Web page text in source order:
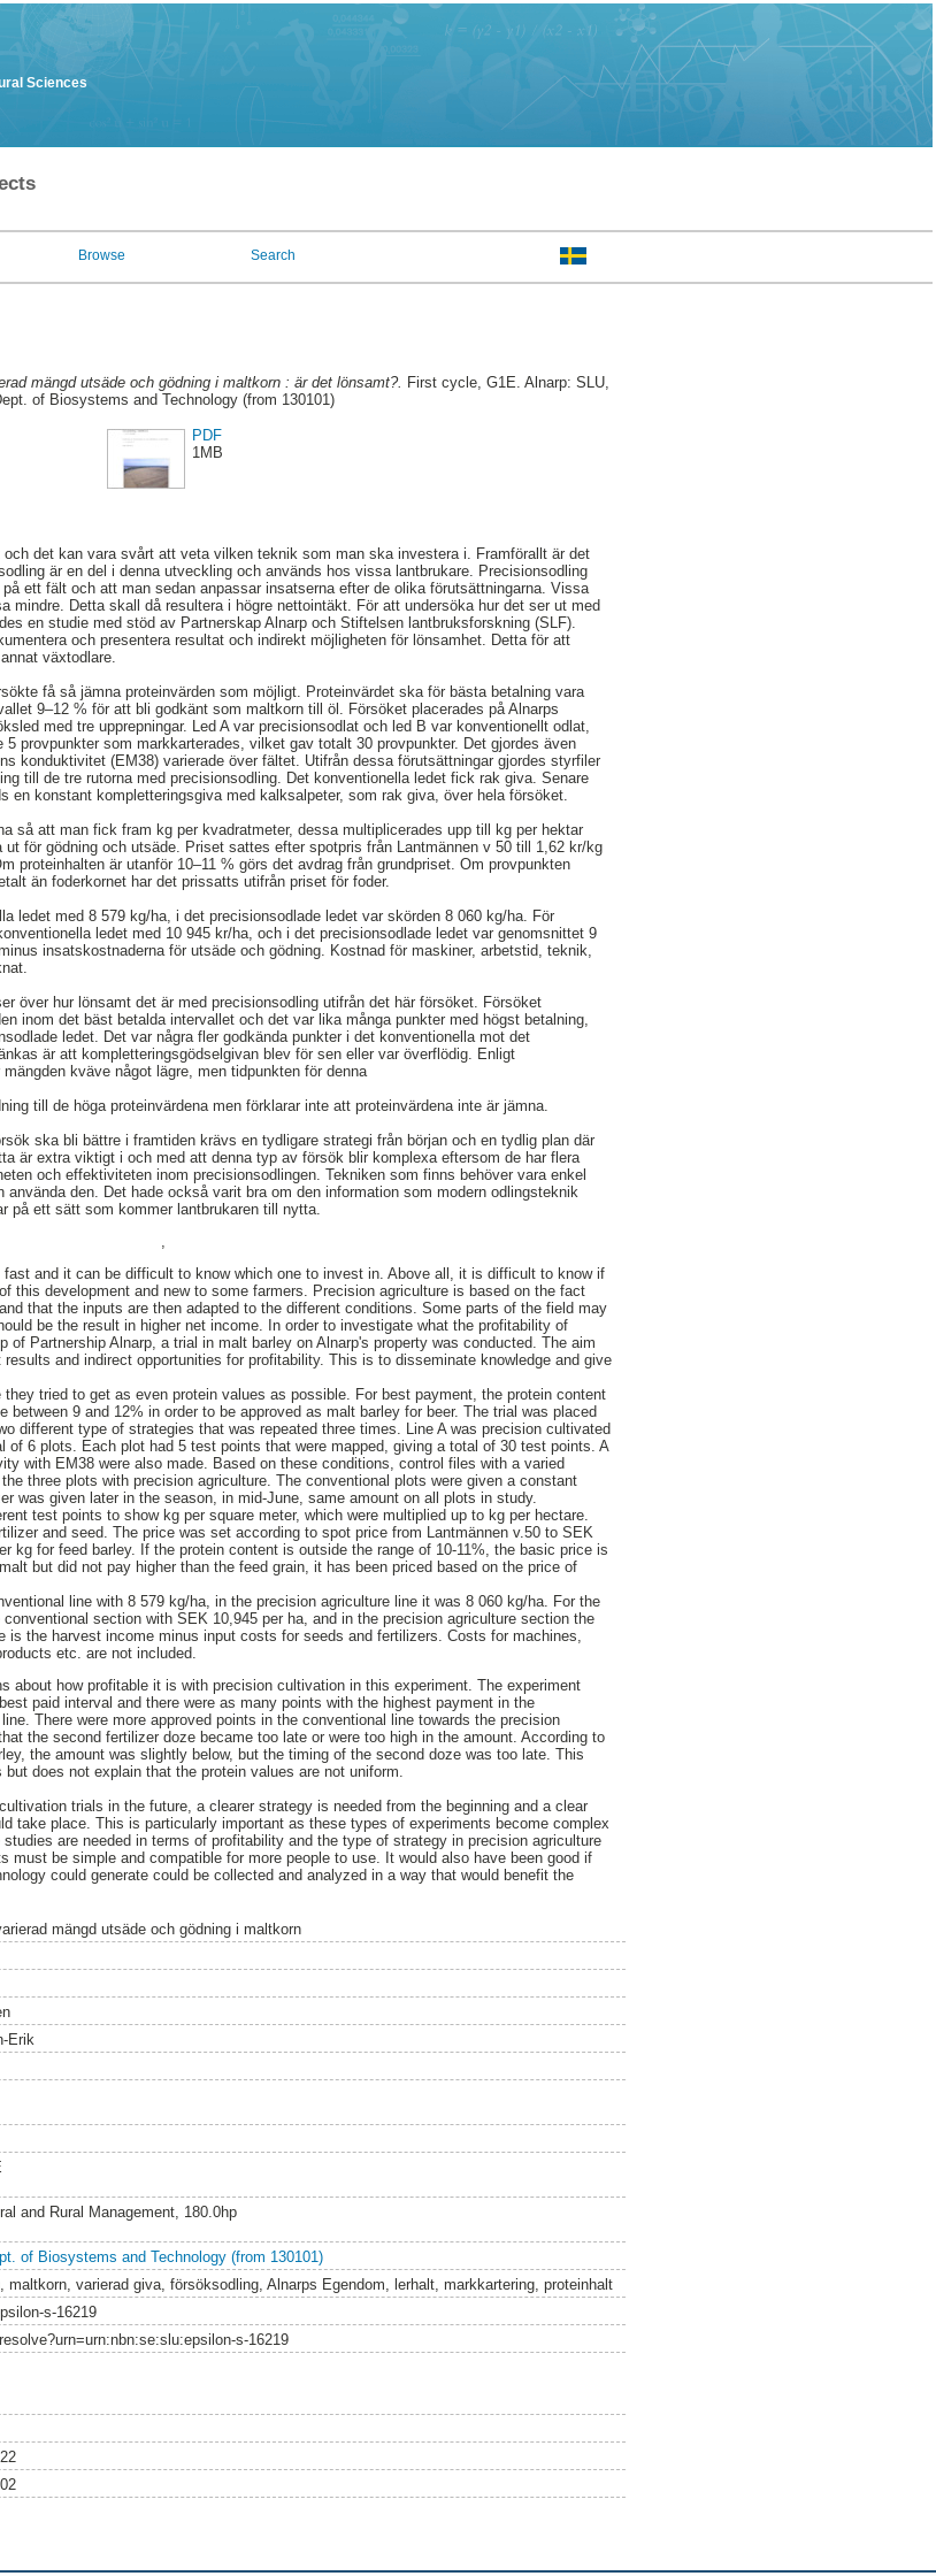
Sciences
Browse Search
mängd utsäde och gödning i maltkorn : är det lönsamt?. First cycle, G1E. Alnarp: SLU,
of Biosystems and Technology (from 130101)
PDF
1MB
det kan vara svårt att veta vilken teknik som man ska investera i. Framförallt är det
är en del i denna utveckling och används hos vissa lantbrukare. Precisionsodling
ett fält och att man sedan anpassar insatserna efter de olika förutsättningarna. Vissa
mindre. Detta skall då resultera i högre nettointäkt. För att undersöka hur det ser ut med
en studie med stöd av Partnerskap Alnarp och Stiftelsen lantbruksforskning (SLF).
och presentera resultat och indirekt möjligheten för lönsamhet. Detta för att
växtodlare.
få så jämna proteinvärden som möjligt. Proteinvärdet ska för bästa betalning vara
9–12 % för att bli godkänt som maltkorn till öl. Försöket placerades på Alnarps
med tre upprepningar. Led A var precisionsodlat och led B var konventionellt odlat,
provpunkter som markkarterades, vilket gav totalt 30 provpunkter. Det gjordes även
konduktivitet (EM38) varierade över fältet. Utifrån dessa förutsättningar gjordes styrfiler
till de tre rutorna med precisionsodling. Det konventionella ledet fick rak giva. Senare
en konstant kompletteringsgiva med kalksalpeter, som rak giva, över hela försöket.
så att man fick fram kg per kvadratmeter, dessa multiplicerades upp till kg per hektar
för gödning och utsäde. Priset sattes efter spotpris från Lantmännen v 50 till 1,62 kr/kg
proteinhalten är utanför 10–11 % görs det avdrag från grundpriset. Om provpunkten
än foderkornet har det prissatts utifrån priset för foder.
ledet med 8 579 kg/ha, i det precisionsodlade ledet var skörden 8 060 kg/ha. För
ledet med 10 945 kr/ha, och i det precisionsodlade ledet var genomsnittet 9
insatskostnaderna för utsäde och gödning. Kostnad för maskiner, arbetstid, teknik,
över hur lönsamt det är med precisionsodling utifrån det här försöket. Försöket
inom det bäst betalda intervallet och det var lika många punkter med högst betalning,
ledet. Det var några fler godkända punkter i det konventionella mot det
är att kompletteringsgödselgivan blev för sen eller var överflödig. Enligt
kväve något lägre, men tidpunkten för denna
till de höga proteinvärdena men förklarar inte att proteinvärdena inte är jämna.
ska bli bättre i framtiden krävs en tydligare strategi från början och en tydlig plan där
är extra viktigt i och med att denna typ av försök blir komplexa eftersom de har flera
och effektiviteten inom precisionsodlingen. Tekniken som finns behöver vara enkel
den. Det hade också varit bra om den information som modern odlingsteknik
på ett sätt som kommer lantbrukaren till nytta.
and it can be difficult to know which one to invest in. Above all, it is difficult to know if
this development and new to some farmers. Precision agriculture is based on the fact
that the inputs are then adapted to the different conditions. Some parts of the field may
be the result in higher net income. In order to investigate what the profitability of
of Partnership Alnarp, a trial in malt barley on Alnarp's property was conducted. The aim
and indirect opportunities for profitability. This is to disseminate knowledge and give
tried to get as even protein values as possible. For best payment, the protein content
between 9 and 12% in order to be approved as malt barley for beer. The trial was placed
different type of strategies that was repeated three times. Line A was precision cultivated
of 6 plots. Each plot had 5 test points that were mapped, giving a total of 30 test points. A
with EM38 were also made. Based on these conditions, control files with a varied
three plots with precision agriculture. The conventional plots were given a constant
was given later in the season, in mid-June, same amount on all plots in study.
test points to show kg per square meter, which were multiplied up to kg per hectare.
and seed. The price was set according to spot price from Lantmännen v.50 to SEK
kg for feed barley. If the protein content is outside the range of 10-11%, the basic price is
but did not pay higher than the feed grain, it has been priced based on the price of
line with 8 579 kg/ha, in the precision agriculture line it was 8 060 kg/ha. For the
section with SEK 10,945 per ha, and in the precision agriculture section the
is the harvest income minus input costs for seeds and fertilizers. Costs for machines,
etc. are not included.
about how profitable it is with precision cultivation in this experiment. The experiment
paid interval and there were as many points with the highest payment in the
There were more approved points in the conventional line towards the precision
the second fertilizer doze became too late or were too high in the amount. According to
the amount was slightly below, but the timing of the second doze was too late. This
does not explain that the protein values are not uniform.
trials in the future, a clearer strategy is needed from the beginning and a clear
take place. This is particularly important as these types of experiments become complex
are needed in terms of profitability and the type of strategy in precision agriculture
must be simple and compatible for more people to use. It would also have been good if
could generate could be collected and analyzed in a way that would benefit the
mängd utsäde och gödning i maltkorn
Erik
and Rural Management, 180.0hp
of Biosystems and Technology (from 130101)
maltkorn, varierad giva, försöksodling, Alnarps Egendom, lerhalt, markkartering, proteinhalt
s-16219
s-16219